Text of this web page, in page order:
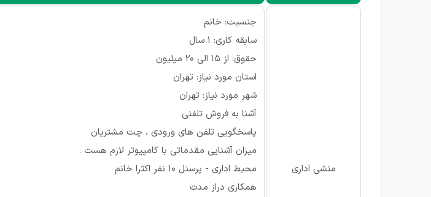
منشی اداری
جنسیت: خانم
سابقه کاری: ۱ سال
حقوق: از ۱۵ الی ۲۰ میلیون
استان مورد نیاز: تهران
شهر مورد نیاز: تهران
آشنا به فروش تلفنی
پاسخگویی تلفن های ورودی ، چت مشتریان
میزان آشنایی مقدماتی با کامپیوتر لازم هست .
محیط اداری - پرسنل 10 نفر اکثرا خانم
همکاری دراز مدت